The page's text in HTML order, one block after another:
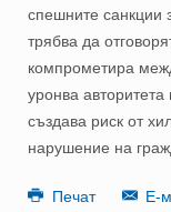
спешните санкции
трябва да
компрометира
уронва
създава риск от
нарушение на
Печат Е-